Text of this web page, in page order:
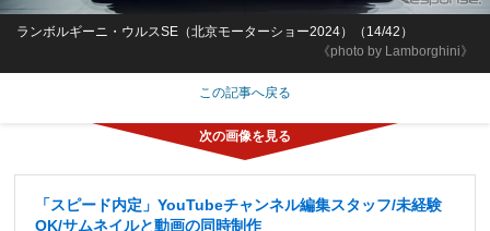
《photo by Lamborghini》
ランボルギーニ・ウルスSE（北京モーターショー2024）（14/42）
この記事へ戻る
「スピード内定」YouTubeチャンネル編集スタッフ/未経験
OK/サムネイルと動画の同時制作